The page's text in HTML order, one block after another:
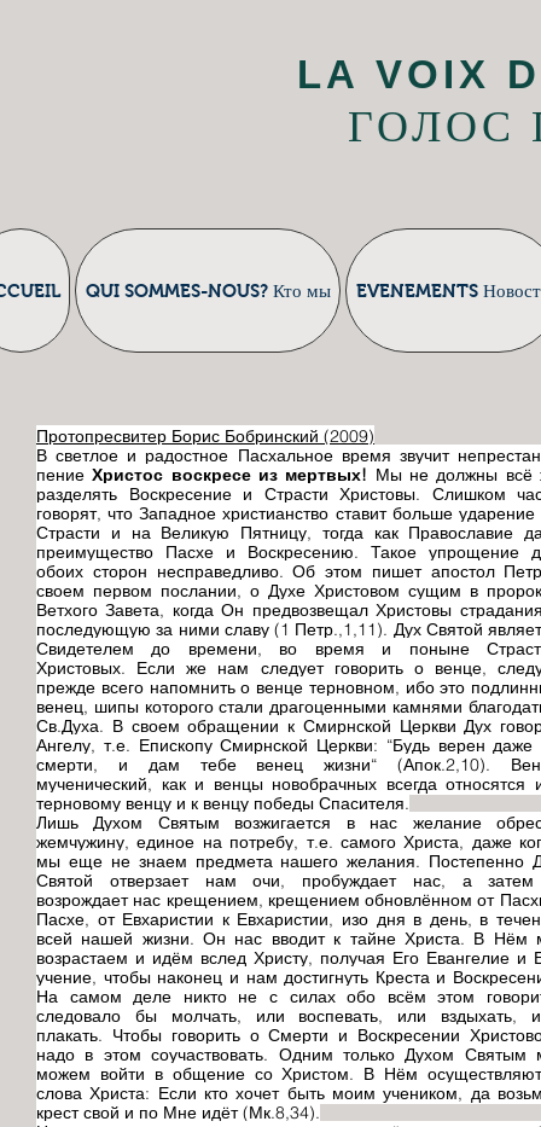
LA VOIX
ГОЛОС
QUI SOMMES-NOUS? Кто мы EVENEMENTS
Протопресвитер Борис Бобринский (2009)
В светлое и радостное Пасхальное время звучит
пениеХристос воскресе из мертвых! Мы не должны всё
разделять Воскресение и Страсти Христовы. Слишком
говорят, что Западное христианство ставит больше ударение
Страсти и на Великую Пятницу, тогда как Православие
преимущество Пасхе и Воскресению. Такое упрощение
обоих сторон несправедливо. Об этом пишет апостол
своем первом послании, о Духе Христовом сущим в
Ветхого Завета, когда Он предвозвещал Христовы
последующую за ними славу (1 Петр.,1,11). Дух Святой
Свидетелем до времени, во время и поныне
Христовых. Если же нам следует говорить о венце,
прежде всего напомнить о венце терновном, ибо это
венец, шипы которого стали драгоценными камнями
Св.Духа. В своем обращении к Смирнской Церкви Дух
Ангелу, т.е. Епископу Смирнской Церкви: “Будь верен даже
смерти, и дам тебе венец жизни“ (Апок.2,10).
мученический, как и венцы новобрачных всегда относятся
терновому венцу и к венцу победы Спасителя.
Лишь Духом Святым возжигается в нас желание
жемчужину, единое на потребу, т.е. самого Христа, даже
мы еще не знаем предмета нашего желания. Постепенно
Святой отверзает нам очи, пробуждает нас, а
возрождает нас крещением, крещением обновлённом от
Пасхе, от Евхаристии к Евхаристии, изо дня в день, в
всей нашей жизни. Он нас вводит к тайне Христа. В Нём
возрастаем и идём вслед Христу, получая Его Евангелие и
учение, чтобы наконец и нам достигнуть Креста и
На самом деле никто не с силах обо всём этом
следовало бы молчать, или воспевать, или вздыхать,
плакать. Чтобы говорить о Смерти и Воскресении
надо в этом соучаствовать. Одним только Духом Святым
можем войти в общение со Христом. В Нём
слова Христа: Если кто хочет быть моим учеником, да
крест свой и по Мне идёт (Мк.8,34).